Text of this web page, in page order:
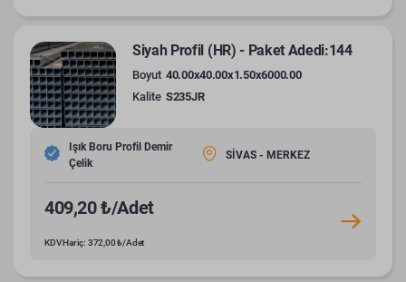
Siyah Profil (HR) - Paket Adedi:144
Boyut 40.00x40.00x1.50x6000.00
Kalite S235JR
Işık Boru Profil Demir
Çelik
SİVAS - MERKEZ
409,20 ₺/Adet
KDV Hariç: 372,00 ₺/Adet